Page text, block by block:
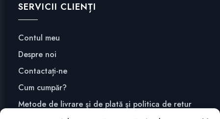
SERVICII CLIENȚI
Contul meu
Despre noi
Contactați-ne
Cum cumpăr?
Metode de livrare şi de plată şi politica de retur